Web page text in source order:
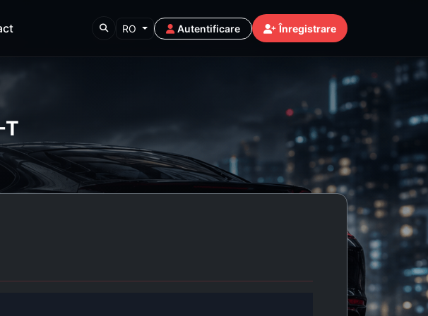
RO Autentificare Înregistrare
T